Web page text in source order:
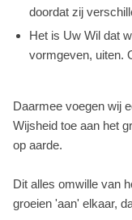
doordat zij
Het is Uw Wil dat
vormgeven, uiten.
Daarmee voegen wij
Wijsheid toe aan het
op aarde.
Dit alles omwille van
groeien 'aan' elkaar,